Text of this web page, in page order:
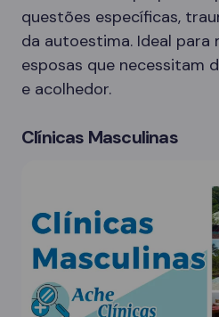
questões específicas,
da autoestima. Ideal para
esposas que necessitam
e acolhedor.
Clínicas Masculinas